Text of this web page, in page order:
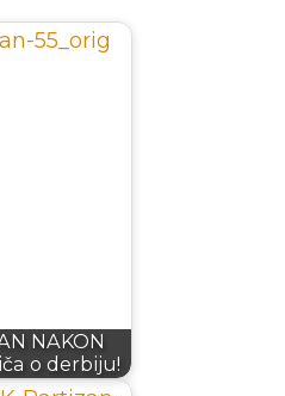
NAKON
o derbiju!